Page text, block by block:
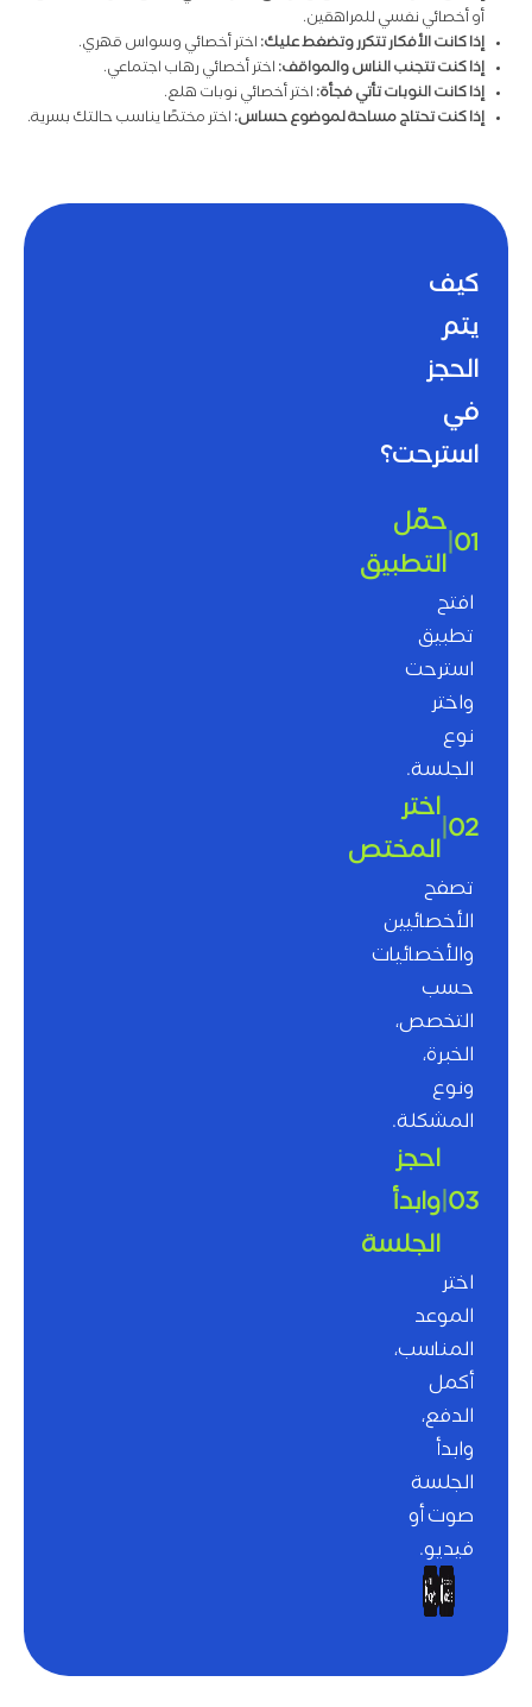
أو أخصائي نفسي للمراهقين.
إذا كانت الأفكار تتكرر وتضغط عليك: اختر أخصائي وسواس قهري.
إذا كنت تتجنب الناس والمواقف: اختر أخصائي رهاب اجتماعي.
إذا كانت النوبات تأتي فجأة: اختر أخصائي نوبات هلع.
إذا كنت تحتاج مساحة لموضوع حساس: اختر مختصًا يناسب حالتك بسرية.
كيف
يتم
الحجز
في
استرحت؟
01
حمّل
التطبيق
افتح
تطبيق
استرحت
واختر
نوع
الجلسة.
02
اختر
المختص
تصفح
الأخصائيين
والأخصائيات
حسب
التخصص،
الخبرة،
ونوع
المشكلة.
03
|
احجز
وابدأ
الجلسة
اختر
الموعد
المناسب،
أكمل
الدفع،
وابدأ
الجلسة
صوت أو
فيديو.